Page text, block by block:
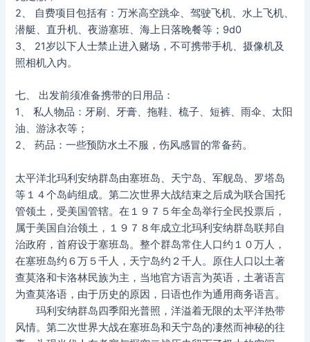
2、 自费项目包括有：万米高空跳伞、驾驶飞机、水上飞机、
潜艇、直升机、夜游塞班、海上日落晚餐等；9d0
3、 21岁以下人士禁止进入赌场，不可携带手机、摄像机及
照相机入内。
七、 出发前须准备携带的日用品：
1、 私人物品：牙刷、牙膏、拖鞋、梳子、短裤、雨伞、太阳
油、游泳衣等；
2、 药品：一些预防水土不服，伤风感冒的常备药。
太平洋北玛利安纳群岛由塞班岛、天宁岛、军舰岛、罗塔岛
等１４个岛屿组成。第二次世界大战结束之后成为联合国托
管领土，受美国管辖。在１９７５年全岛举行全民投票后，
属于美国自治领土，１９７８年成立北玛利安纳群岛联邦自
治政府，首府设于塞班岛。整个群岛常住人口约１０万人，
在塞班岛约６万５千人，天宁岛约２千人。原住人口以土著
查莫洛和卡洛林民族为主，当地官方语言为英语，土著语言
为查莫洛语，由于历史的原因，日语也作为通用商务语言。
玛利安纳群岛四季阳光普照，洋溢着无限的太平洋热带
风情。第二次世界大战在塞班岛和天宁岛的凄然而神秘的往